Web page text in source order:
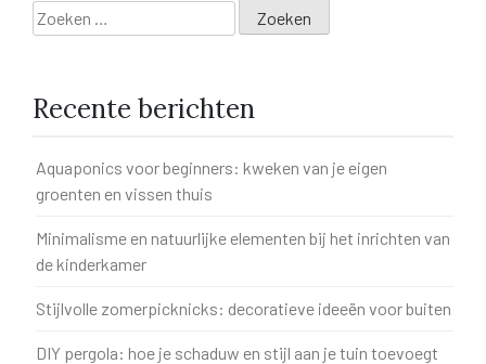
Zoeken
naar:
Recente berichten
Aquaponics voor beginners: kweken van je eigen
groenten en vissen thuis
Minimalisme en natuurlijke elementen bij het inrichten van
de kinderkamer
Stijlvolle zomerpicknicks: decoratieve ideeën voor buiten
DIY pergola: hoe je schaduw en stijl aan je tuin toevoegt